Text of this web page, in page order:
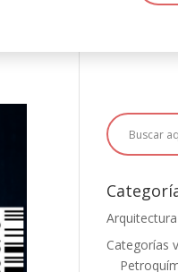
Arquitectura
Categorías